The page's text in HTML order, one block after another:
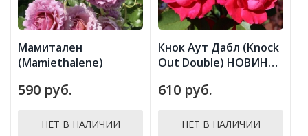
Мамитален
(Mamiethalene)
590 руб.
НЕТ В НАЛИЧИИ
Кнок Аут Дабл (Knock
Out Double) НОВИНКА
610 руб.
НЕТ В НАЛИЧИИ